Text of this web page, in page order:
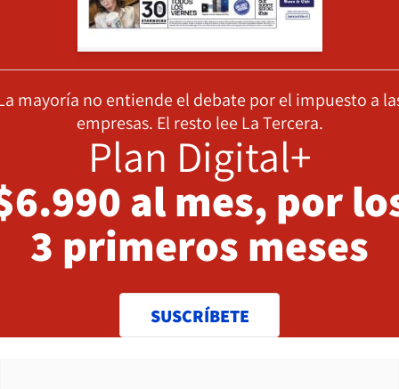
mayoría no entiende el debate por el impuesto a
empresas. El resto lee La Tercera.
Plan Digital+
al mes, por
3 primeros meses
SUSCRÍBETE